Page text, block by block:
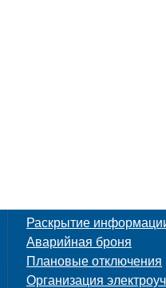
Раскрытие
Аварийная броня
Плановые отключения
Организация